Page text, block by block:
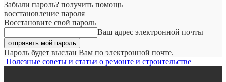
Забыли пароль? получить помощь
восстановление пароля
Восстановите свой пароль
Ваш адрес электронной почты
Пароль будет выслан Вам по электронной почте.
Полезные советы и статьи о ремонте и строительстве